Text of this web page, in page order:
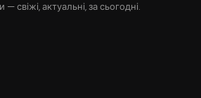
свіжі, актуальні, за сьогодні.